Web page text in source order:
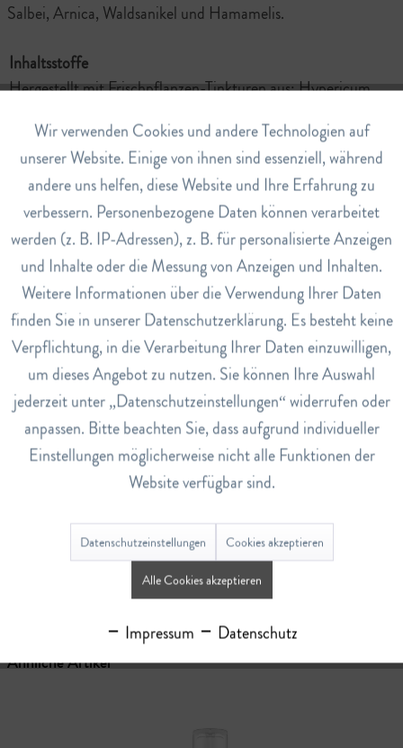
Salbei, Arnica, Waldsanikel und Hamamelis.
Inhaltsstoffe
Hergestellt mit Frischpflanzen-Tinkturen aus: Hypericum
Sanicula europaea, Arnica montana, Hamamelis virginiana
und natürlichem Duftstoff.
Die Crème-Grundlage besteht aus: Lanolin,
Sonnenblumenöl, Bienenwachs.
Anwendung
Die Creme sparsam auftragen und regelmässig
wiederholen.
Art.Nr.
74903
EAN
7610313021116
Bewertungen
Bewertungen lesen, schreiben und diskutieren...
Ähnliche Artikel
Funktionale Aktiv
Marketing Inaktiv
Tracking Inaktiv
Service Inaktiv
Wir verwenden Cookies und andere Technologien auf
unserer Website. Einige von ihnen sind essenziell, während
andere uns helfen, diese Website und Ihre Erfahrung zu
verbessern. Personenbezogene Daten können verarbeitet
werden (z. B. IP-Adressen), z. B. für personalisierte Anzeigen
und Inhalte oder die Messung von Anzeigen und Inhalten.
Weitere Informationen über die Verwendung Ihrer Daten
finden Sie in unserer Datenschutzerklärung. Es besteht keine
Verpflichtung, in die Verarbeitung Ihrer Daten einzuwilligen,
um dieses Angebot zu nutzen. Sie können Ihre Auswahl
jederzeit unter „Datenschutzeinstellungen“ widerrufen oder
anpassen. Bitte beachten Sie, dass aufgrund individueller
Einstellungen möglicherweise nicht alle Funktionen der
Website verfügbar sind.
Datenschutzeinstellungen Cookies akzeptieren
Alle Cookies akzeptieren
Impressum Datenschutz